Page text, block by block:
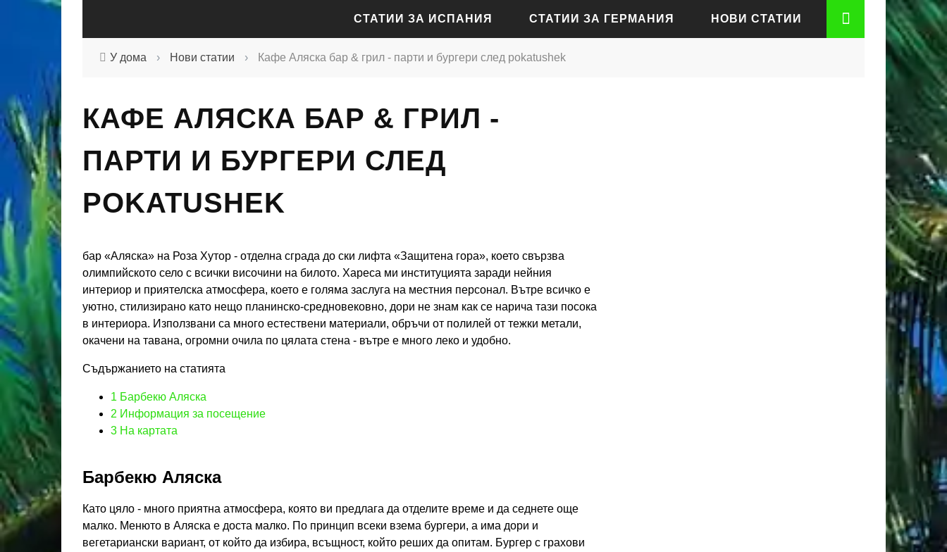
СТАТИИ ЗА ИСПАНИЯ
СТАТИИ ЗА БАРСЕЛОНА
СТАТИИ ЗА СЕВИЛЯ
СТАТИИ ЗА ГЕРМАНИЯ
СТАТИИ ЗА МЮНХЕН
НОВИ СТАТИИ
У дома › Нови статии › Кафе Аляска бар & грил - парти и бургери след pokatushek
КАФЕ АЛЯСКА БАР & ГРИЛ -
ПАРТИ И БУРГЕРИ СЛЕД
POKATUSHEK
бар «Аляска» на Роза Хутор - отделна сграда до ски лифта «Защитена гора», което свързва
олимпийското село с всички височини на билото. Хареса ми институцията заради нейния
интериор и приятелска атмосфера, което е голяма заслуга на местния персонал. Вътре всичко е
уютно, стилизирано като нещо планинско-средновековно, дори не знам как се нарича тази посока
в интериора. Използвани са много естествени материали, обръчи от полилей от тежки метали,
окачени на тавана, огромни очила по цялата стена - вътре е много леко и удобно.
Съдържанието на статията
1 Барбекю Аляска
2 Информация за посещение
3 На картата
Барбекю Аляска
Като цяло - много приятна атмосфера, която ви предлага да отделите време и да седнете още
малко. Менюто в Аляска е доста малко. По принцип всеки взема бургери, а има дори и
вегетариански вариант, от който да избира, всъщност, който реших да опитам. Бургер с грахови